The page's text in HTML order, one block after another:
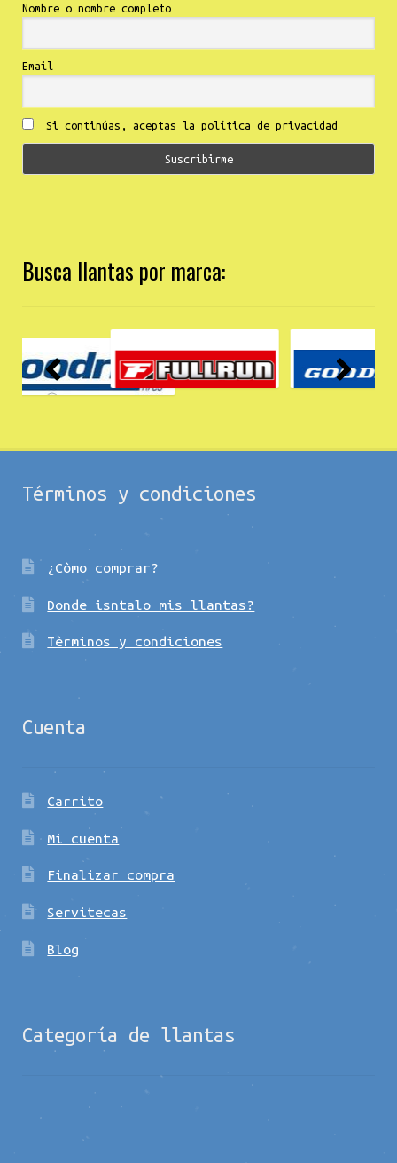
Nombre o nombre completo
Email
Si continúas, aceptas la política de privacidad
Busca llantas por marca:
Términos y condiciones
¿Còmo comprar?
Donde isntalo mis llantas?
Tèrminos y condiciones
Cuenta
Carrito
Mi cuenta
Finalizar compra
Servitecas
Blog
Categoría de llantas